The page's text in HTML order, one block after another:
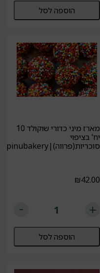
הוספה לסל
מארז מיני כדורי שוקולד 10
יח' בציפוי
סוכריות(פרווה)|pinubakery
₪42.00
הוספה לסל